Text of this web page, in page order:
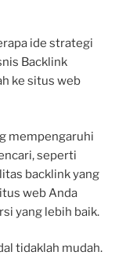
ide strategi
Backlink
ke situs web
mempengaruhi
seperti
backlink yang
web Anda
yang lebih baik.
tidaklah mudah.